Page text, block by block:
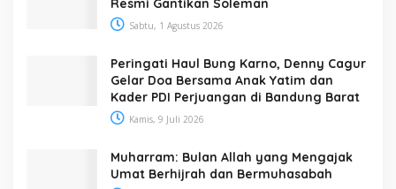
Resmi Gantikan Soleman
Sabtu, 1 Agustus 2026
Peringati Haul Bung Karno, Denny Cagur
Gelar Doa Bersama Anak Yatim dan
Kader PDI Perjuangan di Bandung Barat
Kamis, 9 Juli 2026
Muharram: Bulan Allah yang Mengajak
Umat Berhijrah dan Bermuhasabah